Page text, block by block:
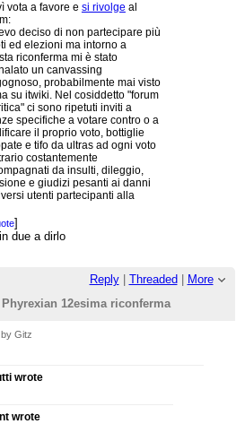
vota a favore e si rivolge al
deciso di non partecipare più
ed elezioni ma intorno a
riconferma mi è stato
un canvassing
probabilmente mai visto
su itwiki. Nel cosiddetto "forum
ci sono ripetuti inviti a
specifiche a votare contro o a
il proprio voto, bottiglie
e tifo da ultras ad ogni voto
costantemente
da insulti, dileggio,
e giudizi pesanti ai danni
utenti partecipanti alla
critica e l'insulto gratuito viene
con una costanza tossica
di forumisti comodamente
]
due a dirlo
Reply| Threaded
More
Phyrexian 12esima riconferma
by Gitz
wrote
wrote